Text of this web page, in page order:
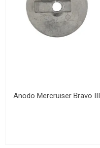
Anodo Mercruiser Bravo III